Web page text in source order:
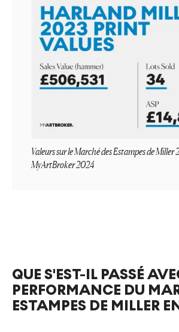
Valeurs sur le Marché des Estampes de
MyArtBroker 2024
QUE S'EST-IL PASSÉ
PERFORMANCE DU
ESTAMPES DE MILLER